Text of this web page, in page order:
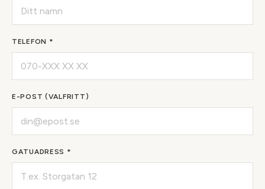
TELEFON *
E-POST (VALFRITT)
GATUADRESS *